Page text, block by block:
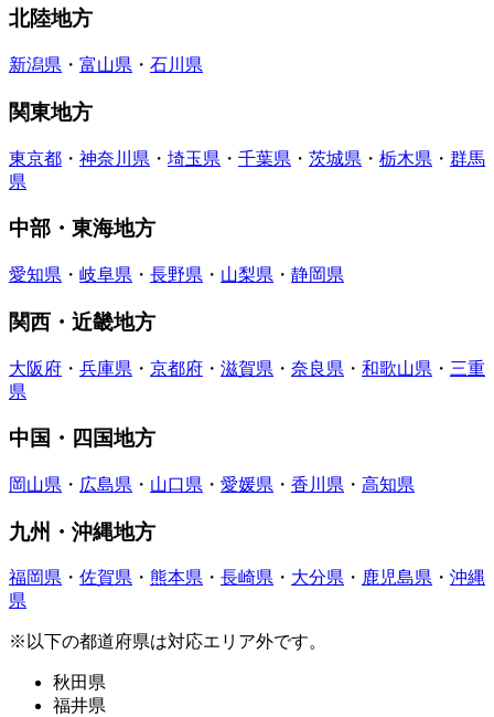
北陸地方
新潟県 ・ 富山県 ・ 石川県
関東地方
東京都 ・ 神奈川県 ・ 埼玉県 ・ 千葉県 ・ 茨城県 ・ 栃木県 ・ 群馬
県
中部・東海地方
愛知県 ・ 岐阜県 ・ 長野県 ・ 山梨県 ・ 静岡県
関西・近畿地方
大阪府 ・ 兵庫県 ・ 京都府 ・ 滋賀県 ・ 奈良県 ・ 和歌山県 ・ 三重
県
中国・四国地方
岡山県 ・ 広島県 ・ 山口県 ・ 愛媛県 ・ 香川県 ・ 高知県
九州・沖縄地方
福岡県 ・ 佐賀県 ・ 熊本県 ・ 長崎県 ・ 大分県 ・ 鹿児島県 ・ 沖縄
県
※以下の都道府県は対応エリア外です。
秋田県
福井県